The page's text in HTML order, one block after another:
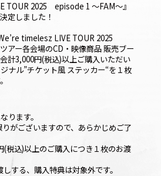
TOUR 2025 episode 1 〜FAM〜』
定しました！
timelesz LIVE TOUR 2025
アー各会場のCD・映像商品 販売ブー
計3,000円(税込)以上ご購入いただい
ナル”チケット風 ステッカー“を１枚
ります。
がございますので、あらかじめご了
税込)以上のご購入につき １枚のお渡
する、購入特典は対象外です。